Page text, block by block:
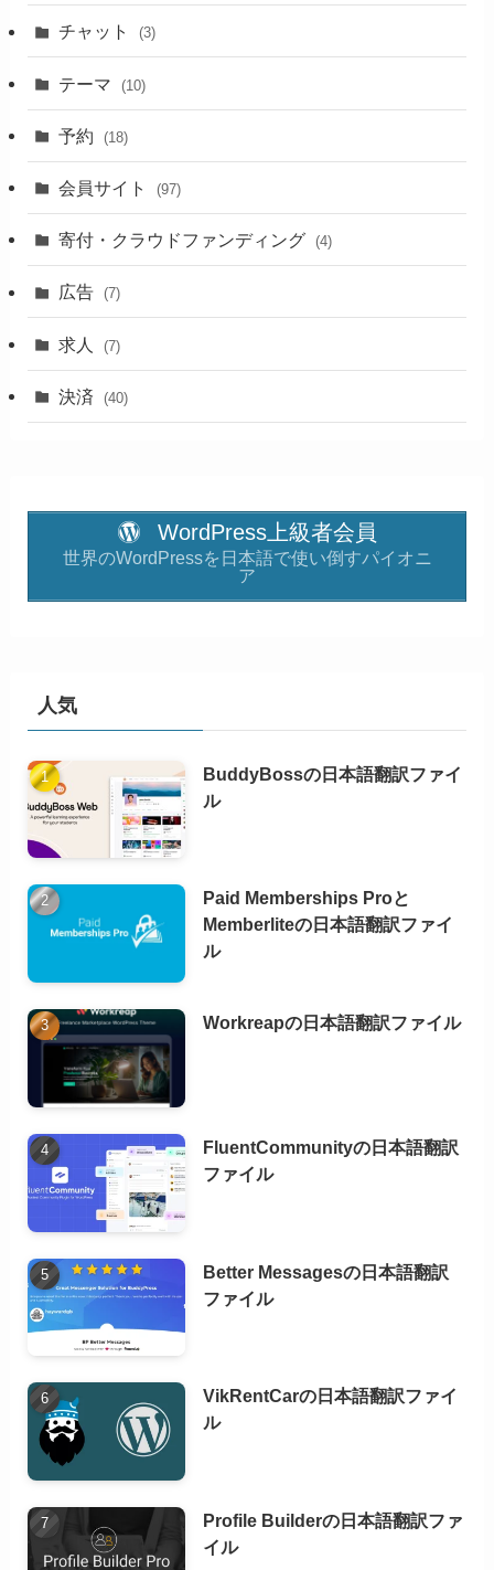
チャット (3)
テーマ (10)
予約 (18)
会員サイト (97)
寄付・クラウドファンディング (4)
広告 (7)
求人 (7)
決済 (40)
WordPress上級者会員
世界のWordPressを日本語で使い倒すパイオニ
ア
人気
BuddyBossの日本語翻訳ファイ
ル
Paid Memberships Proと
Memberliteの日本語翻訳ファイ
ル
Workreapの日本語翻訳ファイル
FluentCommunityの日本語翻訳
ファイル
Better Messagesの日本語翻訳
ファイル
VikRentCarの日本語翻訳ファイ
ル
Profile Builderの日本語翻訳ファ
イル